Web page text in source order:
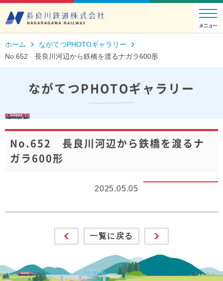
ホーム
ながてつPHOTOギャラリー
No.652 長良川河辺から鉄橋を渡るナガラ600形
ながてつPHOTOギャラリー
No.652 長良川河辺から鉄橋を渡るナ
ガラ600形
2025.05.05
一覧に戻る